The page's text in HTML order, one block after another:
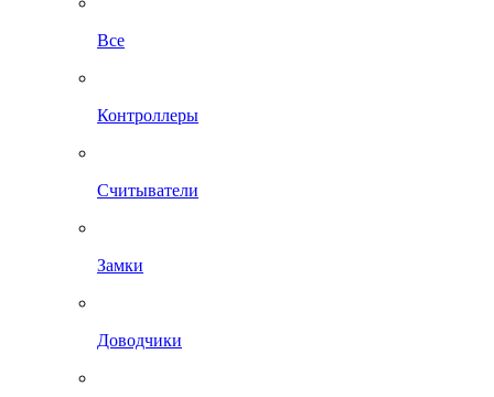
Все
Контроллеры
Считыватели
Замки
Доводчики